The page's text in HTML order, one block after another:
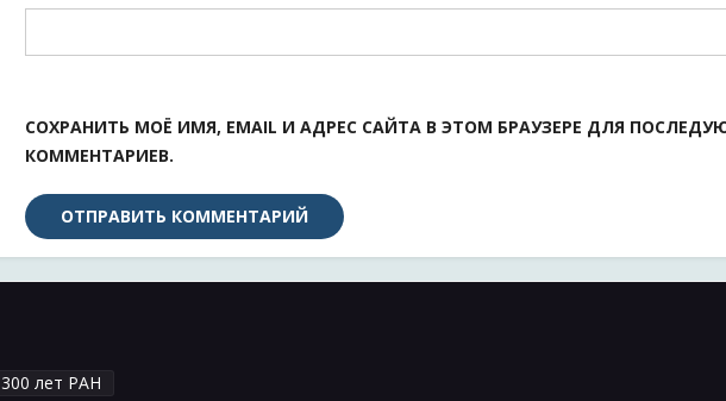
СОХРАНИТЬ МОЁ ИМЯ, EMAIL И АДРЕС САЙТА В ЭТОМ БРАУЗЕРЕ ДЛЯ
КОММЕНТАРИЕВ.
300 лет РАН